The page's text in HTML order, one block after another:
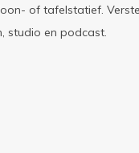
of tafelstatief.
studio en podcast.